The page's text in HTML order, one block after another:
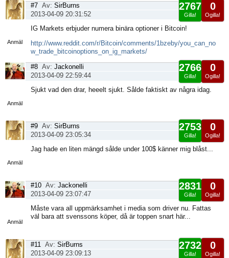
Anmäl
0
Ogilla!
2767
Gilla!
#7 Av: SirBurns
2013-04-09 20:31:52
IG Markets erbjuder numera binära optioner i Bitcoin!
http://www.reddit.com/r/Bitcoin/comments/1bzeby/you_can_no
w_trade_bitcoinoptions_on_ig_markets/
Anmäl
0
Ogilla!
2766
Gilla!
#8 Av: Jackonelli
2013-04-09 22:59:44
Sjukt vad den drar, heeelt sjukt. Sålde faktiskt av några idag.
Anmäl
0
Ogilla!
2753
Gilla!
#9 Av: SirBurns
2013-04-09 23:05:34
Jag hade en liten mängd sålde under 100$ känner mig blåst...
Anmäl
0
Ogilla!
2831
Gilla!
#10 Av: Jackonelli
2013-04-09 23:07:47
Måste vara all uppmärksamhet i media som driver nu. Fattas
väl bara att svenssons köper, då är toppen snart här...
0
Ogilla!
2732
Gilla!
#11 Av: SirBurns
2013-04-09 23:09:13